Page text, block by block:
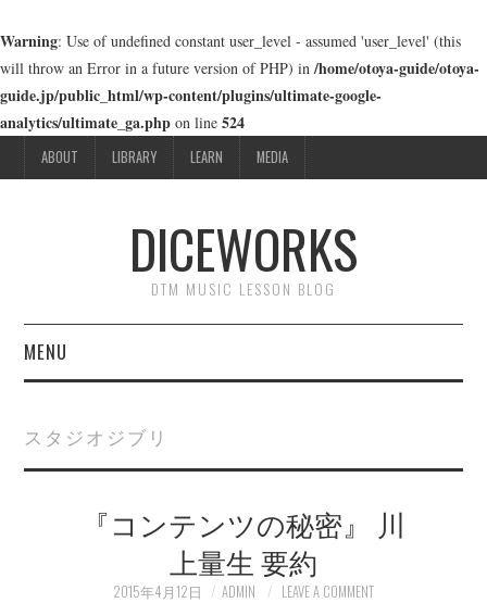
Warning: Use of undefined constant user_level - assumed 'user_level' (this
will throw an Error in a future version of PHP) in/home/otoya-guide/otoya-
guide.jp/public_html/wp-content/plugins/ultimate-google-
analytics/ultimate_ga.php on line 524
ABOUT LIBRARY LEARN MEDIA
DICEWORKS
DTM MUSIC LESSON BLOG
MENU
LIBRARY
スタジオジブリ
『コンテンツの秘密』 川
上量生 要約
2015年4月12日 ADMIN LEAVE A COMMENT